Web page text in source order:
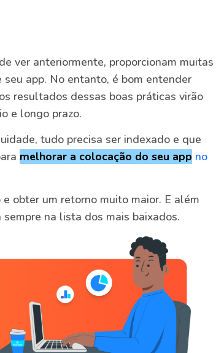
ver anteriormente, proporcionam muitas
app. No entanto, é bom entender
resultados dessas boas práticas virão
e longo prazo.
tudo precisa ser indexado e que
melhorar a colocação do seu app no
obter um retorno muito maior. E além
na lista dos mais baixados.